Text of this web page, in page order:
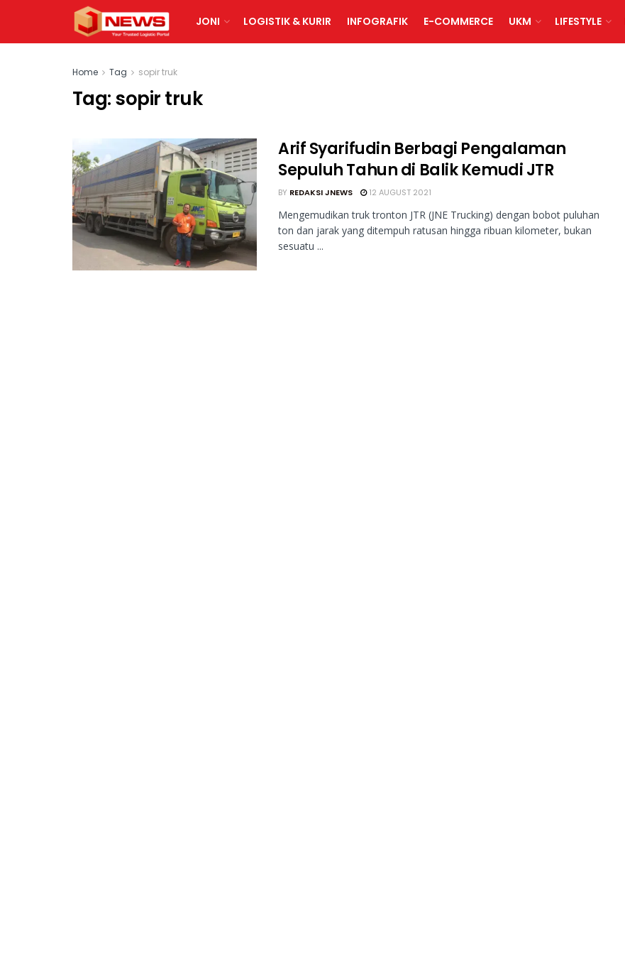
JONI LOGISTIK & KURIR INFOGRAFIK E-COMMERCE UKM LIFESTYLE
Home Tag sopir truk
Tag:sopir truk
Arif Syarifudin Berbagi Pengalaman
Sepuluh Tahun di Balik Kemudi JTR
BY REDAKSI JNEWS 12 AUGUST 2021
Mengemudikan truk tronton JTR (JNE Trucking) dengan bobot puluhan
ton dan jarak yang ditempuh ratusan hingga ribuan kilometer, bukan
sesuatu ...